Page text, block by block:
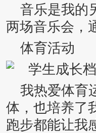
音乐是我的
两场音乐会，
体育活动
我热爱体育
体，也培养了
跑步都能让我